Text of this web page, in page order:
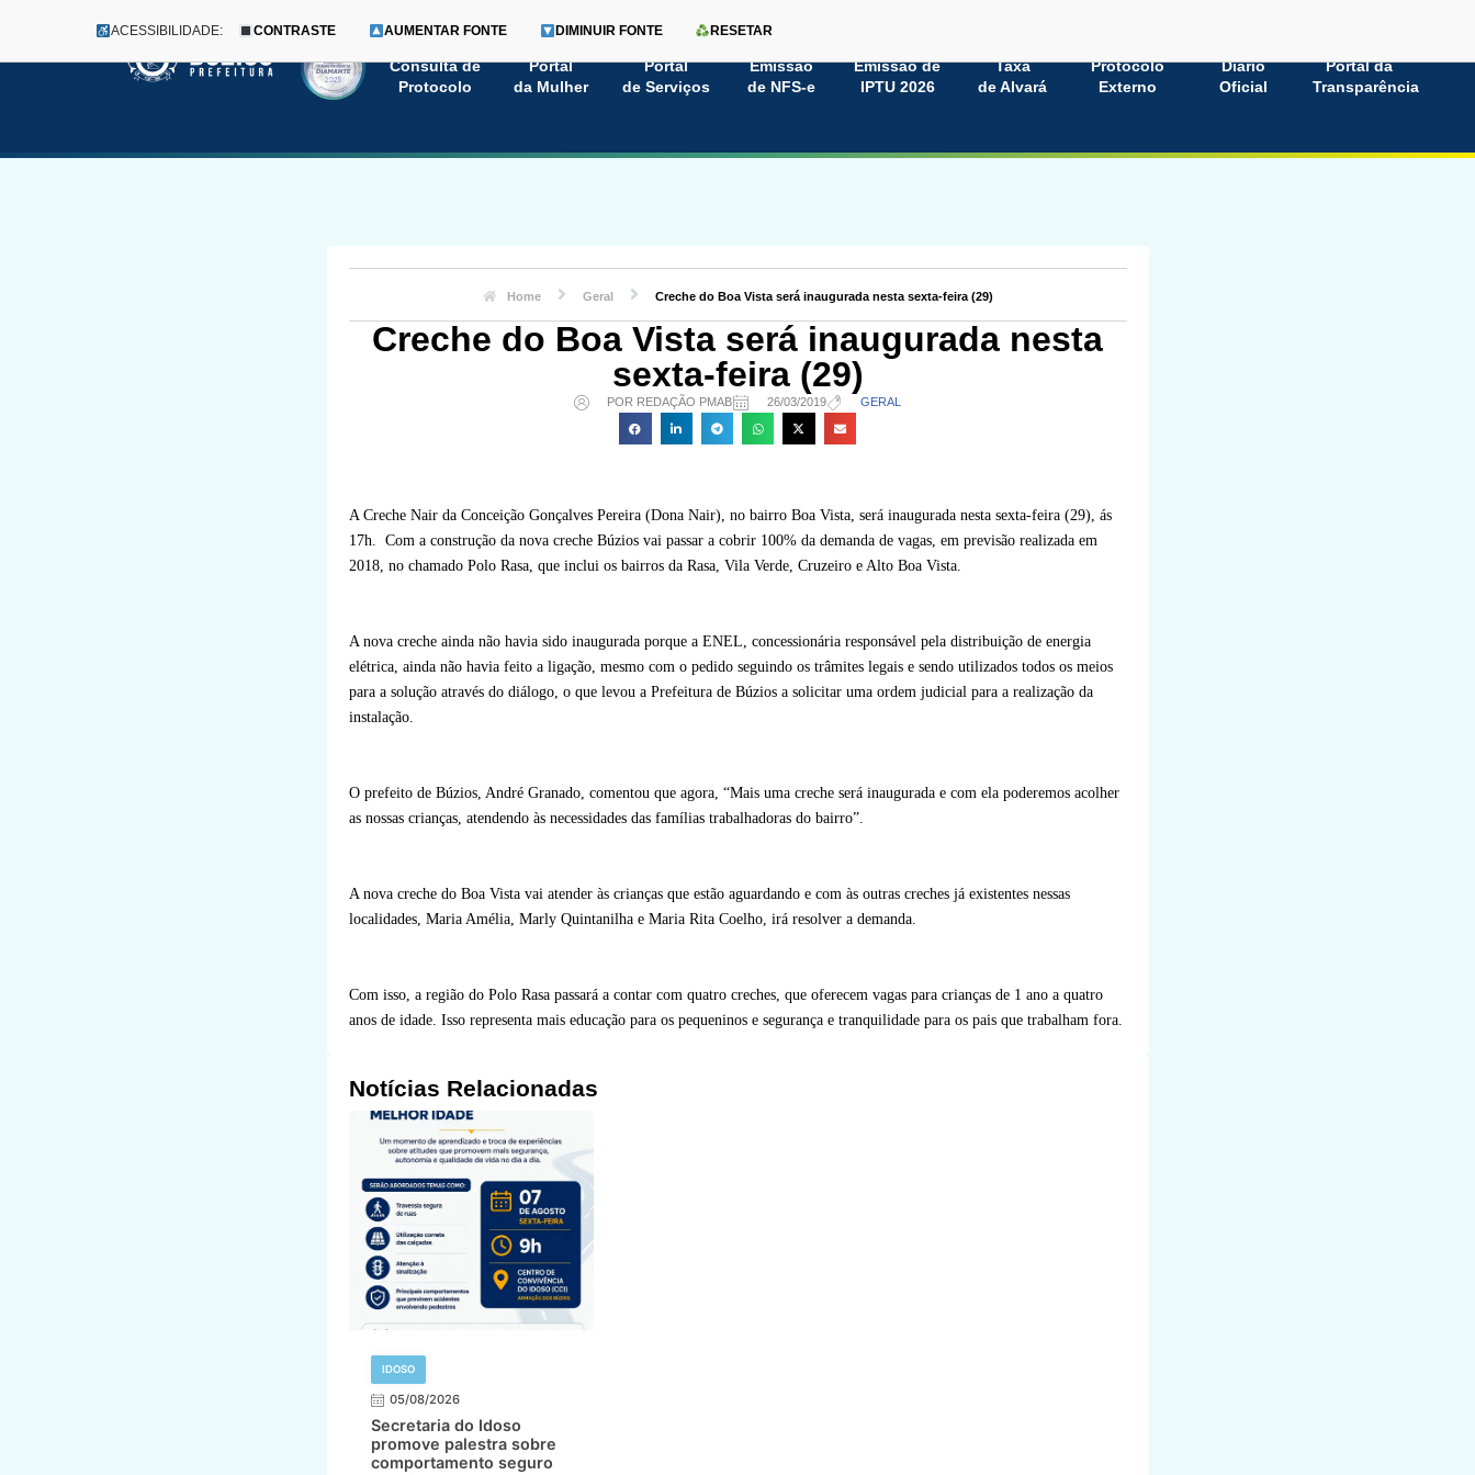
Pular
conteúdo
Menu
Consulta de
Protocolo
Portal
da Mulher
Portal
de Serviços
Emissão
de NFS-e
Emissão de
IPTU 2026
Taxa
de Alvará
Protocolo
Externo
Diário
Oficial
Portal da
Transparência
ACESSIBILIDADE: CONTRASTE AUMENTAR FONTE DIMINUIR FONTE RESETAR
Home Geral Creche do Boa Vista será inaugurada nesta sexta-feira (29)
Creche do Boa Vista será inaugurada nesta
sexta-feira (29)
POR REDAÇÃO PMAB 26/03/2019 GERAL
A Creche Nair da Conceição Gonçalves Pereira (Dona Nair), no bairro Boa Vista, será inaugurada nesta sexta-feira (29), ás
17h. Com a construção da nova creche Búzios vai passar a cobrir 100% da demanda de vagas, em previsão realizada em
2018, no chamado Polo Rasa, que inclui os bairros da Rasa, Vila Verde, Cruzeiro e Alto Boa Vista.
A nova creche ainda não havia sido inaugurada porque a ENEL, concessionária responsável pela distribuição de energia
elétrica, ainda não havia feito a ligação, mesmo com o pedido seguindo os trâmites legais e sendo utilizados todos os meios
para a solução através do diálogo, o que levou a Prefeitura de Búzios a solicitar uma ordem judicial para a realização da
instalação.
O prefeito de Búzios, André Granado, comentou que agora, “Mais uma creche será inaugurada e com ela poderemos acolher
as nossas crianças, atendendo às necessidades das famílias trabalhadoras do bairro”.
A nova creche do Boa Vista vai atender às crianças que estão aguardando e com às outras creches já existentes nessas
localidades, Maria Amélia, Marly Quintanilha e Maria Rita Coelho, irá resolver a demanda.
Com isso, a região do Polo Rasa passará a contar com quatro creches, que oferecem vagas para crianças de 1 ano a quatro
anos de idade. Isso representa mais educação para os pequeninos e segurança e tranquilidade para os pais que trabalham fora.
Notícias Relacionadas
IDOSO
05/08/2026
Secretaria do Idoso
promove palestra sobre
comportamento seguro